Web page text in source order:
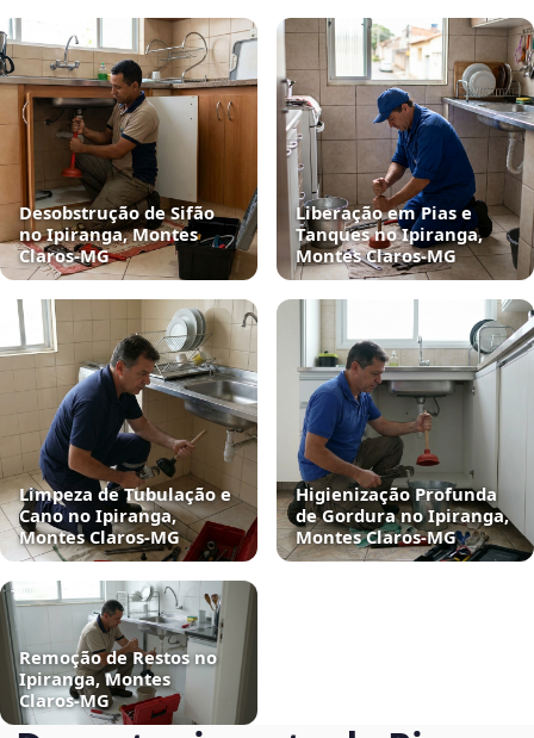
Desobstrução de Sifão
no Ipiranga, Montes
Claros‑MG
Liberação em Pias e
Tanques no Ipiranga,
Montes Claros‑MG
Limpeza de Tubulação e
Cano no Ipiranga,
Montes Claros‑MG
Higienização Profunda
de Gordura no Ipiranga,
Montes Claros‑MG
Remoção de Restos no
Ipiranga, Montes
Claros‑MG